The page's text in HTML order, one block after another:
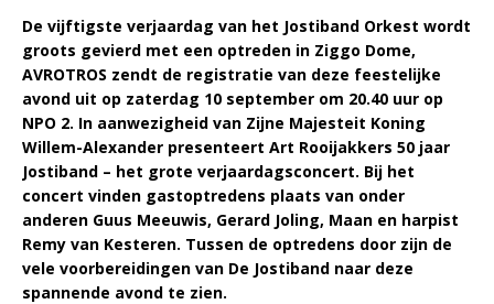
De vijftigste verjaardag van het Jostiband Orkest wordt
groots gevierd met een optreden in Ziggo Dome,
AVROTROS zendt de registratie van deze feestelijke
avond uit op zaterdag 10 september om 20.40 uur op
NPO 2. In aanwezigheid van Zijne Majesteit Koning
Willem-Alexander presenteert Art Rooijakkers 50 jaar
Jostiband – het grote verjaardagsconcert. Bij het
concert vinden gastoptredens plaats van onder
anderen Guus Meeuwis, Gerard Joling, Maan en harpist
Remy van Kesteren. Tussen de optredens door zijn de
vele voorbereidingen van De Jostiband naar deze
spannende avond te zien.